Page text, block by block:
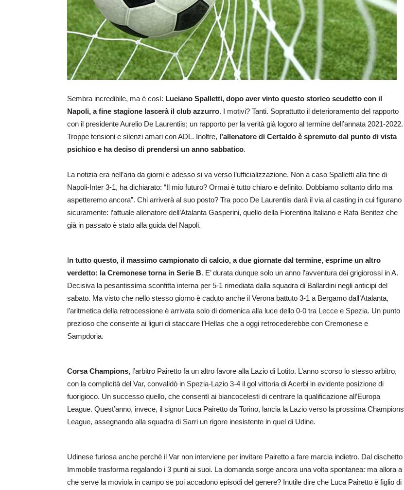
Sembra incredibile, ma è così: Luciano Spalletti, dopo aver vinto questo storico scudetto con il
Napoli, a fine stagione lascerà il club azzurro. I motivi? Tanti. Soprattutto il deterioramento del rapporto
con il presidente Aurelio De Laurentiis; un rapporto per la verità già logoro al termine dell’annata 2021-2022.
Troppe tensioni e silenzi amari con ADL. Inoltre, l’allenatore di Certaldo è spremuto dal punto di vista
psichico e ha deciso di prendersi un anno sabbatico.
La notizia era nell’aria da giorni e adesso si va verso l’ufficializzazione. Non a caso Spalletti alla fine di
Napoli-Inter 3-1, ha dichiarato: “Il mio futuro? Ormai è tutto chiaro e definito. Dobbiamo soltanto dirlo ma
aspetteremo ancora”. Chi arriverà al suo posto? Tra poco De Laurentiis darà il via al casting in cui figurano
sicuramente: l’attuale allenatore dell’Atalanta Gasperini, quello della Fiorentina Italiano e Rafa Benitez che
già in passato è stato alla guida del Napoli.
In tutto questo, il massimo campionato di calcio, a due giornate dal termine, esprime un altro
verdetto: la Cremonese torna in Serie B. E’ durata dunque solo un anno l’avventura dei grigiorossi in A.
Decisiva la pesantissima sconfitta interna per 5-1 rimediata dalla squadra di Ballardini negli anticipi del
sabato. Ma visto che nello stesso giorno è caduto anche il Verona battuto 3-1 a Bergamo dall’Atalanta,
l’aritmetica della retrocessione è arrivata solo di domenica alla luce dello 0-0 tra Lecce e Spezia. Un punto
prezioso che consente ai liguri di staccare l’Hellas che a oggi retrocederebbe con Cremonese e
Sampdoria.
Corsa Champions, l’arbitro Pairetto fa un altro favore alla Lazio di Lotito. L’anno scorso lo stesso arbitro,
con la complicità del Var, convalidò in Spezia-Lazio 3-4 il gol vittoria di Acerbi in evidente posizione di
fuorigioco. Un successo quello, che consentì ai biancocelesti di centrare la qualificazione all’Europa
League. Quest’anno, invece, il signor Luca Pairetto da Torino, lancia la Lazio verso la prossima Champions
League, assegnando alla squadra di Sarri un rigore inesistente in quel di Udine.
Udinese furiosa anche perchè il Var non interviene per invitare Pairetto a fare marcia indietro. Dal dischetto
Immobile trasforma regalando i 3 punti ai suoi. La domanda sorge ancora una volta spontanea: ma allora a
che serve la moviola in campo se poi accadono episodi del genere? Inutile dire che Luca Pairetto è figlio di